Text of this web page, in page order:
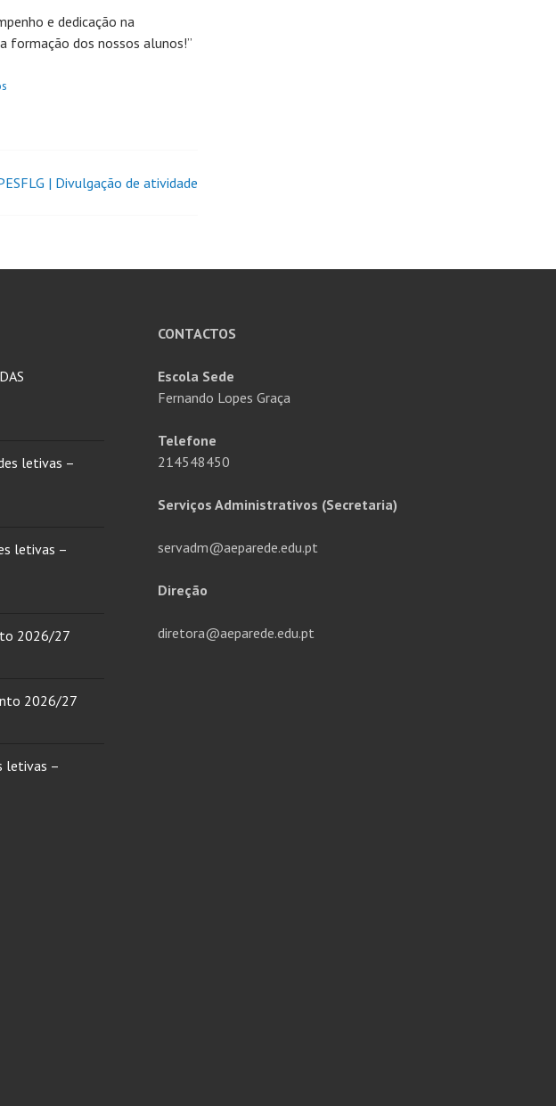
e dedicação na
formação dos nossos alunos!”
| Divulgação de atividade
letivas –
letivas –
2026/27
2026/27
letivas –
CONTACTOS
Escola Sede
Fernando Lopes Graça
Telefone
214548450
Serviços Administrativos (Secretaria)
servadm@aeparede.edu.pt
Direção
diretora@aeparede.edu.pt